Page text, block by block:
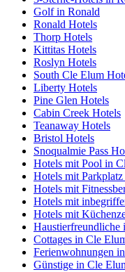
Golf in Ronald
Ronald Hotels
Thorp Hotels
Kittitas Hotels
Roslyn Hotels
South Cle Elum
Liberty Hotels
Pine Glen Hotels
Cabin Creek Hotels
Teanaway Hotels
Bristol Hotels
Snoqualmie Pass
Hotels mit Pool in
Hotels mit
Hotels mit
Hotels mit
Hotels mit
Haustierfreundliche
Cottages in Cle
Ferienwohnungen
Günstige in Cle